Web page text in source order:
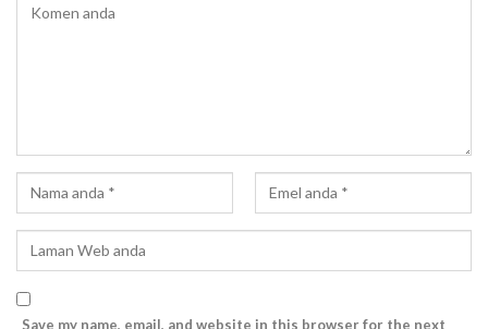
Save my name, email, and website in this browser for the next